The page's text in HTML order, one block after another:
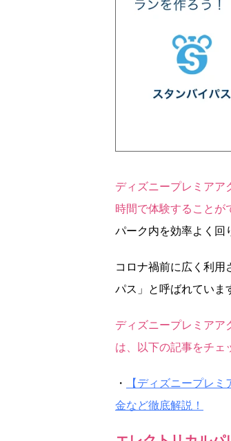
ディズニープレミアア
時間で体験することが
パーク内を効率よく回
コロナ禍前に広く利用
パス」と呼ばれていま
ディズニープレミアア
は、以下の記事をチェ
・
【ディズニープレ
金など徹底解説！